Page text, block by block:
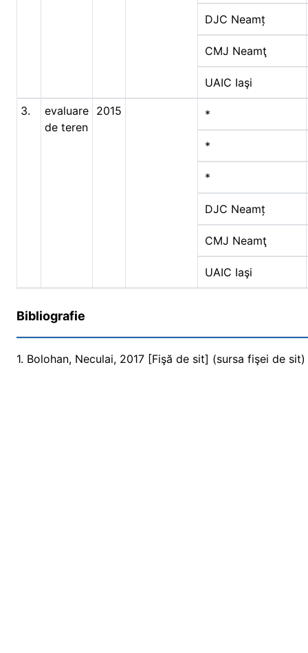
DJC Neamț
CMJ Neamţ
UAIC Iaşi
3.
evaluare
de teren
2015 *
*
*
DJC Neamț
CMJ Neamţ
UAIC Iaşi
Bibliografie
1. Bolohan, Neculai, 2017 [Fişă de sit] (sursa fişei de sit)